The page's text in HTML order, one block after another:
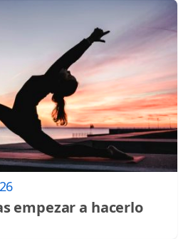
empezar a hacerlo